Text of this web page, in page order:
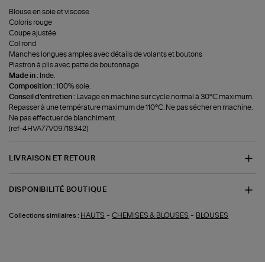
Blouse en soie et viscose
Coloris rouge
Coupe ajustée
Col rond
Manches longues amples avec détails de volants et boutons
Plastron à plis avec patte de boutonnage
Made in : Inde.
Composition :100% soie.
Conseil d'entretien :
Lavage en machine sur cycle normal à 30°C maximum.
Repasser à une température maximum de 110°C. Ne pas sécher en machine.
Ne pas effectuer de blanchiment.
(ref-4HVA77V09718342)
LIVRAISON ET RETOUR
DISPONIBILITÉ BOUTIQUE
Collections similaires : HAUTS -CHEMISES & BLOUSES - BLOUSES